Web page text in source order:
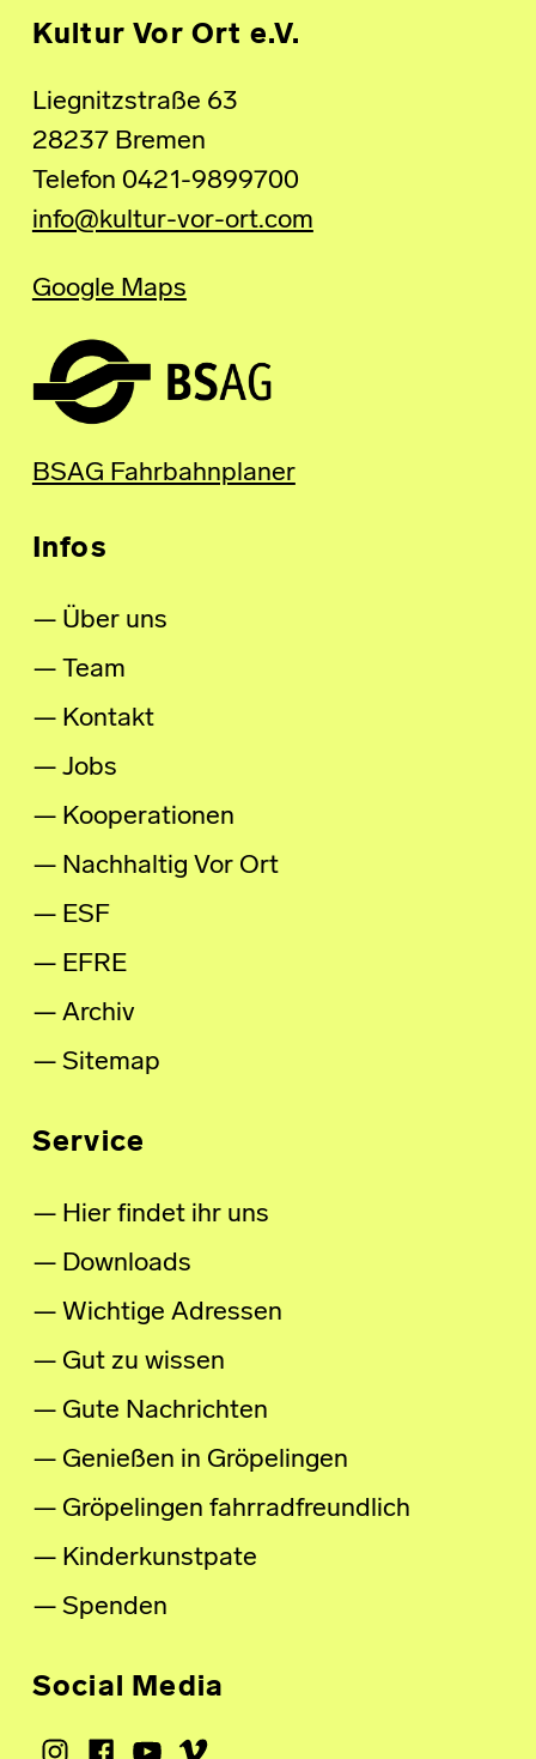
Kultur Vor Ort e.V.
Liegnitzstraße 63
28237 Bremen
Telefon 0421-9899700
info@kultur-vor-ort.com
Google Maps
BSAG Fahrbahnplaner
Infos
Über uns
Team
Kontakt
Jobs
Kooperationen
Nachhaltig Vor Ort
ESF
EFRE
Archiv
Sitemap
Service
Hier findet ihr uns
Downloads
Wichtige Adressen
Gut zu wissen
Gute Nachrichten
Genießen in Gröpelingen
Gröpelingen fahrradfreundlich
Kinderkunstpate
Spenden
Social Media
Instagram
Facebook
Youtube
Vimeo